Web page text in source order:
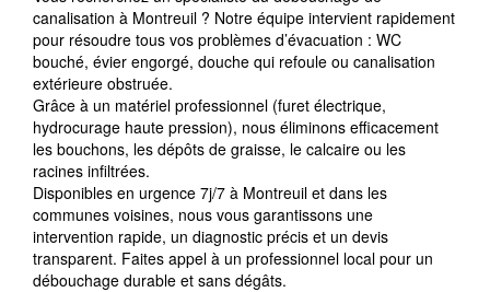
canalisation à Montreuil ? Notre équipe intervient rapidement
pour résoudre tous vos problèmes d’évacuation : WC
bouché, évier engorgé, douche qui refoule ou canalisation
extérieure obstruée.
Grâce à un matériel professionnel (furet électrique,
hydrocurage haute pression), nous éliminons efficacement
les bouchons, les dépôts de graisse, le calcaire ou les
racines infiltrées.
Disponibles en urgence 7j/7 à Montreuil et dans les
communes voisines, nous vous garantissons une
intervention rapide, un diagnostic précis et un devis
transparent. Faites appel à un professionnel local pour un
débouchage durable et sans dégâts.